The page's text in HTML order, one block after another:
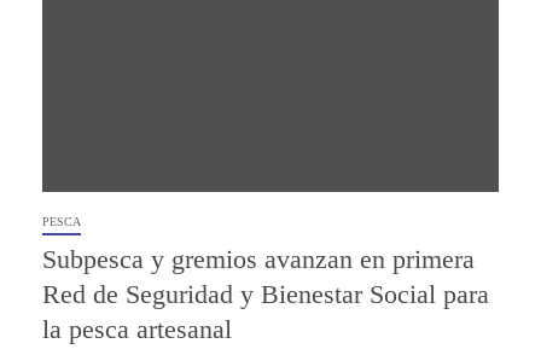
PESCA
Subpesca y gremios avanzan en primera
Red de Seguridad y Bienestar Social para
la pesca artesanal